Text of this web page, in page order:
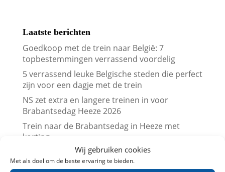
Wij gebruiken cookies
Met als doel om de beste ervaring te bieden.
Laatste berichten
Goedkoop met de trein naar België: 7
topbestemmingen verrassend voordelig
5 verrassend leuke Belgische steden die perfect
zijn voor een dagje met de trein
NS zet extra en langere treinen in voor
Brabantsedag Heeze 2026
Trein naar de Brabantsedag in Heeze met
korting
Vergelijk treinkaartjes naar Londen met
prijskalenders